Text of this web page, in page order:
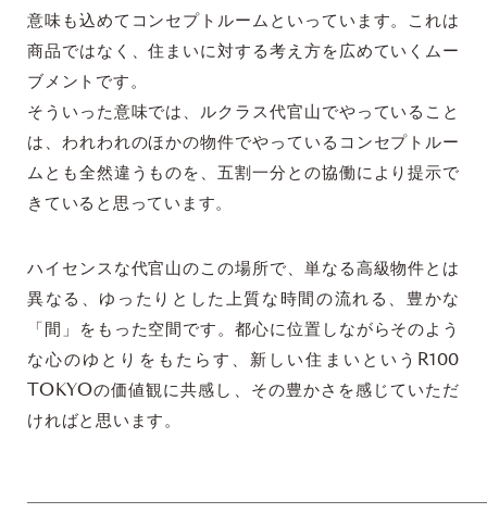
意味も込めてコンセプトルームといっています。これは
商品ではなく、住まいに対する考え方を広めていくムー
ブメントです。
そういった意味では、ルクラス代官山でやっていること
は、われわれのほかの物件でやっているコンセプトルー
ムとも全然違うものを、五割一分との協働により提示で
きていると思っています。
ハイセンスな代官山のこの場所で、単なる高級物件とは
異なる、ゆったりとした上質な時間の流れる、豊かな
「間」をもった空間です。都心に位置しながらそのよう
な心のゆとりをもたらす、新しい住まいというR100
TOKYOの価値観に共感し、その豊かさを感じていただ
ければと思います。